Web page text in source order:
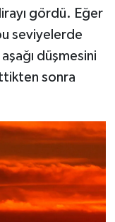
gördü. Eğer
seviyelerde
düşmesini
sonra